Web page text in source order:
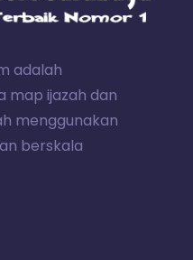
adalah
map ijazah dan
menggunakan
berskala